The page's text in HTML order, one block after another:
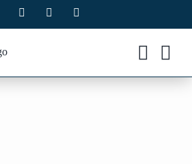
Facebook Instagram